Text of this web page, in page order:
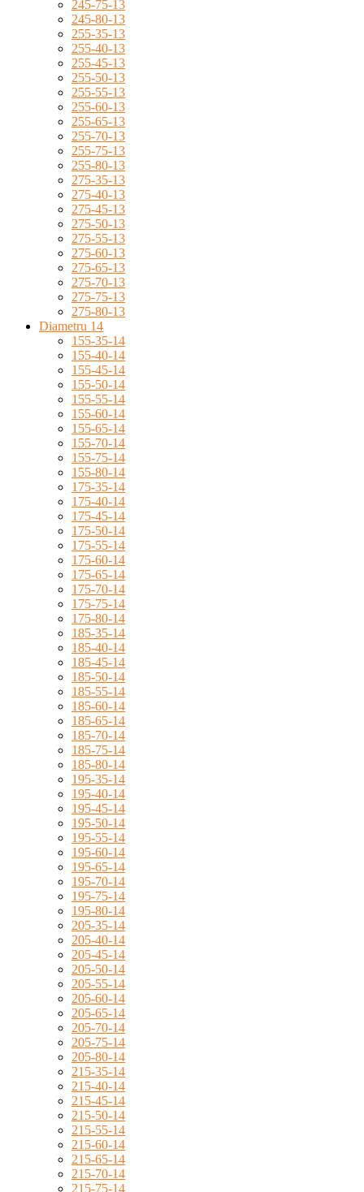
245-75-13
245-80-13
255-35-13
255-40-13
255-45-13
255-50-13
255-55-13
255-60-13
255-65-13
255-70-13
255-75-13
255-80-13
275-35-13
275-40-13
275-45-13
275-50-13
275-55-13
275-60-13
275-65-13
275-70-13
275-75-13
275-80-13
Diametru 14
155-35-14
155-40-14
155-45-14
155-50-14
155-55-14
155-60-14
155-65-14
155-70-14
155-75-14
155-80-14
175-35-14
175-40-14
175-45-14
175-50-14
175-55-14
175-60-14
175-65-14
175-70-14
175-75-14
175-80-14
185-35-14
185-40-14
185-45-14
185-50-14
185-55-14
185-60-14
185-65-14
185-70-14
185-75-14
185-80-14
195-35-14
195-40-14
195-45-14
195-50-14
195-55-14
195-60-14
195-65-14
195-70-14
195-75-14
195-80-14
205-35-14
205-40-14
205-45-14
205-50-14
205-55-14
205-60-14
205-65-14
205-70-14
205-75-14
205-80-14
215-35-14
215-40-14
215-45-14
215-50-14
215-55-14
215-60-14
215-65-14
215-70-14
215-75-14